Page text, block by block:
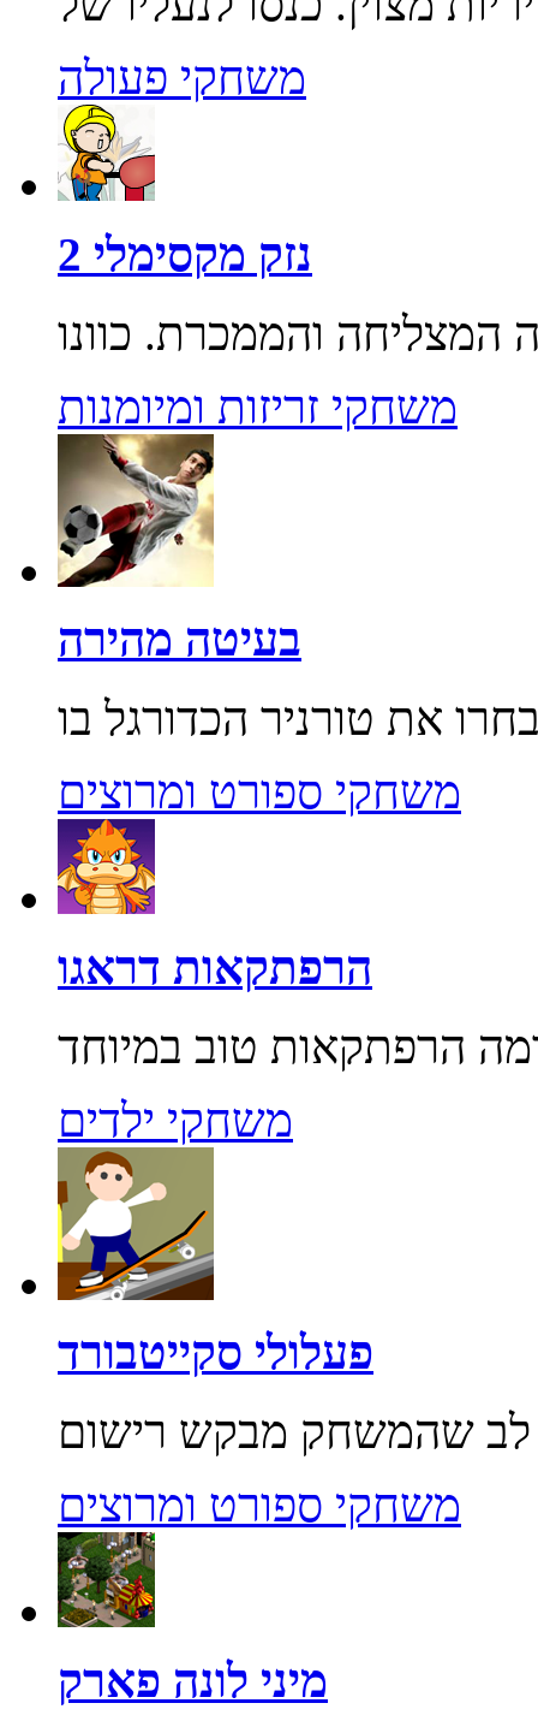
משחקי פעולה
נזק מקסימלי 2
משחקי זריזות ומיומנות
בעיטה מהירה
משחקי ספורט ומרוצים
הרפתקאות דראגו
משחקי ילדים
פעלולי סקייטבורד
משחקי ספורט ומרוצים
מיני לונה פארק